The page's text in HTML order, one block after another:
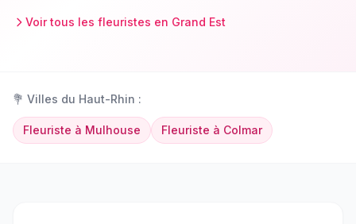
Voir tous les fleuristes en Grand Est
💐 Villes du Haut-Rhin :
Fleuriste à Mulhouse Fleuriste à Colmar